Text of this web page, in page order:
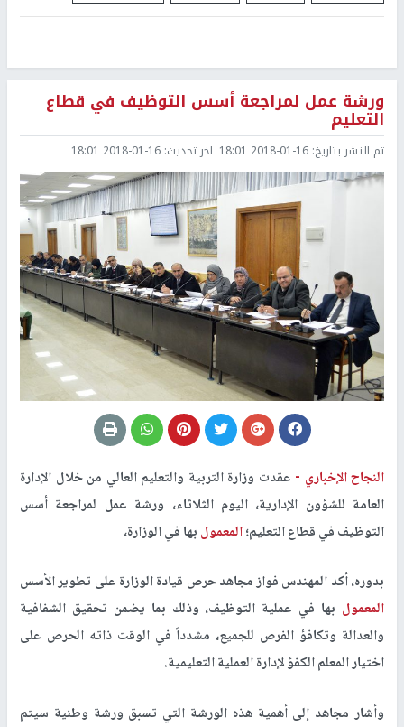
ورشة عمل لمراجعة أسس التوظيف في قطاع
التعليم
تم النشر بتاريخ: 2018-01-16 18:01 اخر تحديث: 2018-01-16 18:01
النجاح الإخباري - عقدت وزارة التربية والتعليم العالي من خلال الإدارة
العامة للشؤون الإدارية، اليوم الثلاثاء، ورشة عمل لمراجعة أسس
التوظيف في قطاع التعليم؛المعمولبها في الوزارة،
بدوره، أكد المهندس فواز مجاهد حرص قيادة الوزارة على تطوير الأسس
المعمول بها في عملية التوظيف، وذلك بما يضمن تحقيق الشفافية
والعدالة وتكافؤ الفرص للجميع، مشدداً في الوقت ذاته الحرص على
اختيار المعلم الكفؤ لإدارة العملية التعليمية.
وأشار مجاهد إلى أهمية هذه الورشة التي تسبق ورشة وطنية سيتم